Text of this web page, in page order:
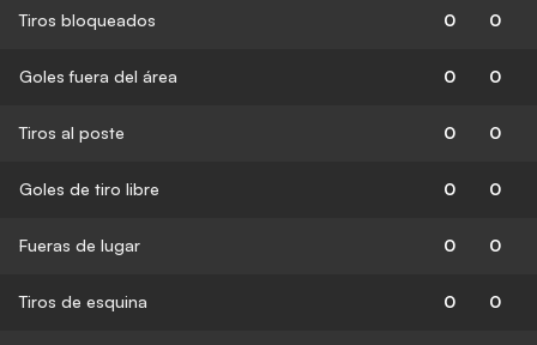
Tiros bloqueados 0 0
Goles fuera del área 0 0
Tiros al poste 0 0
Goles de tiro libre 0 0
Fueras de lugar 0 0
Tiros de esquina 0 0